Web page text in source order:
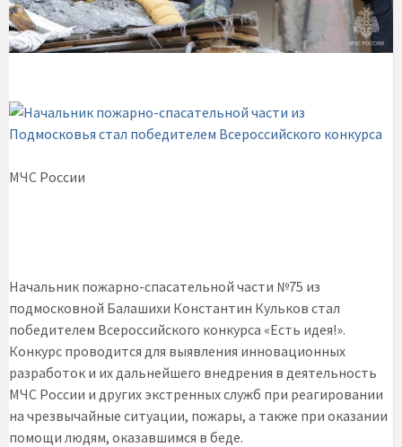
МЧС России
Начальник пожарно-спасательной части №75 из
подмосковной Балашихи Константин Кульков стал
победителем Всероссийского конкурса «Есть идея!».
Конкурс проводится для выявления инновационных
разработок и их дальнейшего внедрения в деятельность
МЧС России и других экстренных служб при реагировании
на чрезвычайные ситуации, пожары, а также при оказании
помощи людям, оказавшимся в беде.